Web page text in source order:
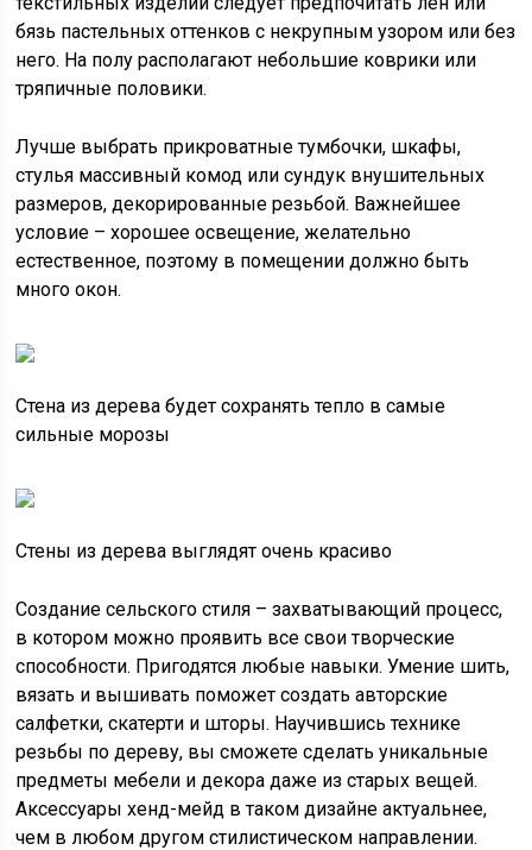
бязь пастельных оттенков с некрупным узором или без
него. На полу располагают небольшие коврики или
тряпичные половики.
Лучше выбрать прикроватные тумбочки, шкафы,
стулья массивный комод или сундук внушительных
размеров, декорированные резьбой. Важнейшее
условие – хорошее освещение, желательно
естественное, поэтому в помещении должно быть
много окон.
Стена из дерева будет сохранять тепло в самые
сильные морозы
Стены из дерева выглядят очень красиво
Создание сельского стиля – захватывающий процесс,
в котором можно проявить все свои творческие
способности. Пригодятся любые навыки. Умение шить,
вязать и вышивать поможет создать авторские
салфетки, скатерти и шторы. Научившись технике
резьбы по дереву, вы сможете сделать уникальные
предметы мебели и декора даже из старых вещей.
Аксессуары хенд-мейд в таком дизайне актуальнее,
чем в любом другом стилистическом направлении.